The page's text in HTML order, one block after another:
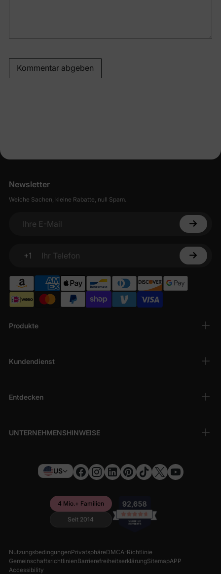
Kommentar abgeben
Produkte
Kundendienst
Entdecken
UNTERNEHMENSHINWEISE
Newsletter
Weiche Sachen, kleine Rabatte, null Spam.
Ihre E-Mail
+1
Ihr Telefon
US
4 Mio.+ Familien
Seit 2014
NutzungsbedingungenPrivatsphäreDMCA-Richtlinie
GemeinschaftsrichtlinienBarrierefreiheitserklärungSitemapAPP
Accessibility